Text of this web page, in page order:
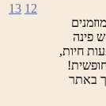
פינה
חיות,
מודרך באתר
12
13